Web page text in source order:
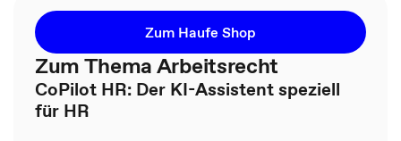
Zum Haufe Shop
Zum Thema Arbeitsrecht
CoPilot HR: Der KI-Assistent speziell
für HR